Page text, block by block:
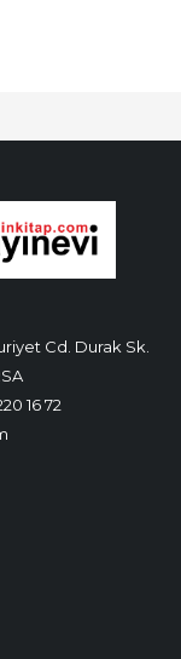
Cd. Durak Sk.
16 72